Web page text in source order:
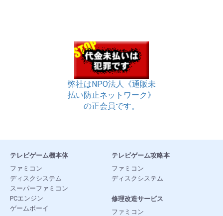
弊社はNPO法人《通販未
払い防止ネットワーク》
の正会員です。
テレビゲーム機本体
ファミコン
ディスクシステム
スーパーファミコン
PCエンジン
ゲームボーイ
テレビゲーム攻略本
ファミコン
ディスクシステム
修理改造サービス
ファミコン